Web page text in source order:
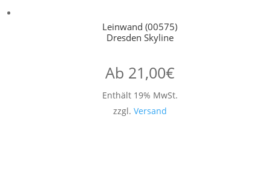
Leinwand (00575)
Dresden Skyline
Ab 21,00€
Enthält 19% MwSt.
zzgl. Versand